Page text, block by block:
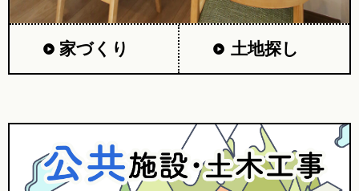
家づくり 土地探し